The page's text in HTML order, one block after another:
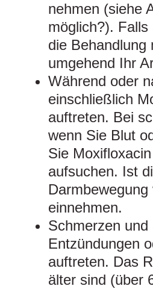
nehmen (siehe
möglich?).
die Behandlung
umgehend Ihr
Während oder
einschließlich
auftreten. Bei
wenn Sie Blut
Sie
aufsuchen. Ist
einnehmen.
Schmerzen
Entzündungen
auftreten. Das
älter sind (über